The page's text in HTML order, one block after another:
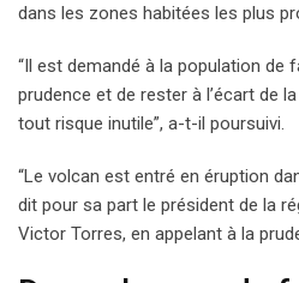
dans les zones habitées les plus
“Il est demandé à la population de
prudence et de rester à l’écart de
tout risque inutile”, a-t-il poursuivi.
“Le volcan est entré en éruption
dit pour sa part le président de la
Victor Torres, en appelant à la